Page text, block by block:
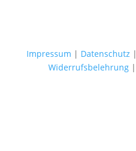
Impressum | Datenschutz |
Widerrufsbelehrung|